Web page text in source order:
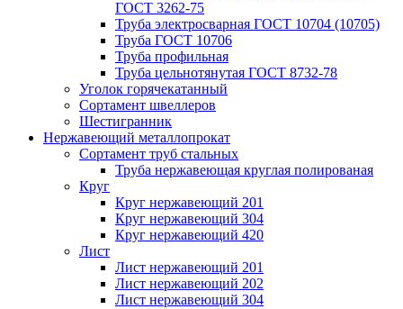
ГОСТ 3262-75
Труба электросварная ГОСТ 10704 (10705)
Труба ГОСТ 10706
Труба профильная
Труба цельнотянутая ГОСТ 8732-78
Уголок горячекатанный
Сортамент швеллеров
Шестигранник
Нержавеющий металлопрокат
Сортамент труб стальных
Труба нержавеющая круглая полированая
Круг
Круг нержавеющий 201
Круг нержавеющий 304
Круг нержавеющий 420
Лист
Лист нержавеющий 201
Лист нержавеющий 202
Лист нержавеющий 304